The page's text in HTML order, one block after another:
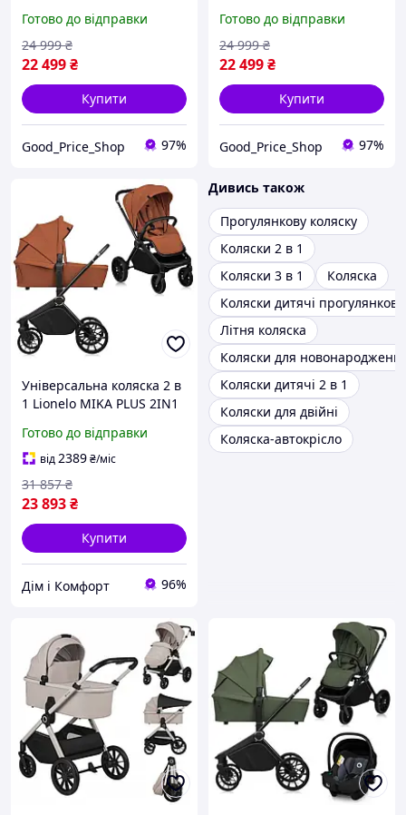
Готово до відправки
22 499₴
24 999 ₴
Купити
Good_Price_Shop 97%
Готово до відправки
22 499₴
24 999 ₴
Купити
Good_Price_Shop 97%
Універсальна коляска 2 в
1 Lionelo MIKA PLUS 2IN1
Готово до відправки
від2389₴/міс
23 893₴
31 857 ₴
Купити
Дім і Комфорт 96%
Дивись також
Прогулянкову коляску
Коляски 2 в 1
Коляски 3 в 1
Коляска
Коляски дитячі прогулянкові
Літня коляска
Коляски для
Коляски дитячі 2 в 1
Коляски для двійні
Коляска-автокрісло